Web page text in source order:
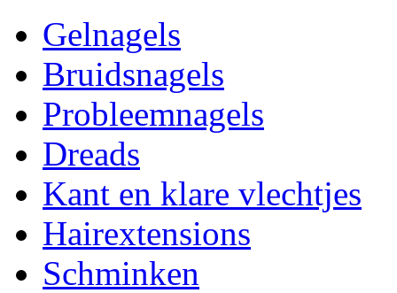
Gelnagels
Bruidsnagels
Probleemnagels
Dreads
Kant en klare vlechtjes
Hairextensions
Schminken